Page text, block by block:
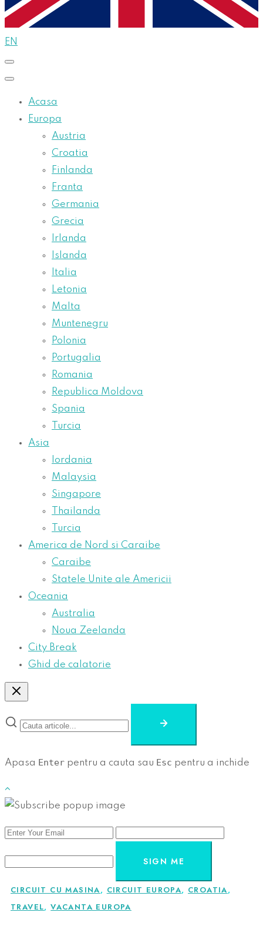
EN
Acasa
Europa
Austria
Croatia
Finlanda
Franta
Germania
Grecia
Irlanda
Islanda
Italia
Letonia
Malta
Muntenegru
Polonia
Portugalia
Romania
Republica Moldova
Spania
Turcia
Asia
Iordania
Malaysia
Singapore
Thailanda
Turcia
America de Nord si Caraibe
Caraibe
Statele Unite ale Americii
Oceania
Australia
Noua Zeelanda
City Break
Ghid de calatorie
Apasa Enter pentru a cauta sau Esc pentru a inchide
SIGN ME
CIRCUIT CU MASINA, CIRCUIT EUROPA, CROATIA,
TRAVEL,VACANTA EUROPA